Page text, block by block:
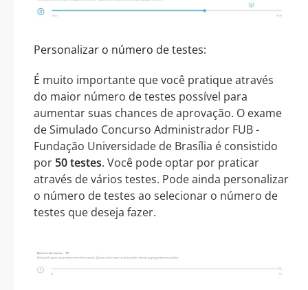
Personalizar o número de testes:
É muito importante que você pratique através
do maior número de testes possível para
aumentar suas chances de aprovação. O exame
de Simulado Concurso Administrador FUB -
Fundação Universidade de Brasília é consistido
por 50 testes. Você pode optar por praticar
através de vários testes. Pode ainda personalizar
o número de testes ao selecionar o número de
testes que deseja fazer.